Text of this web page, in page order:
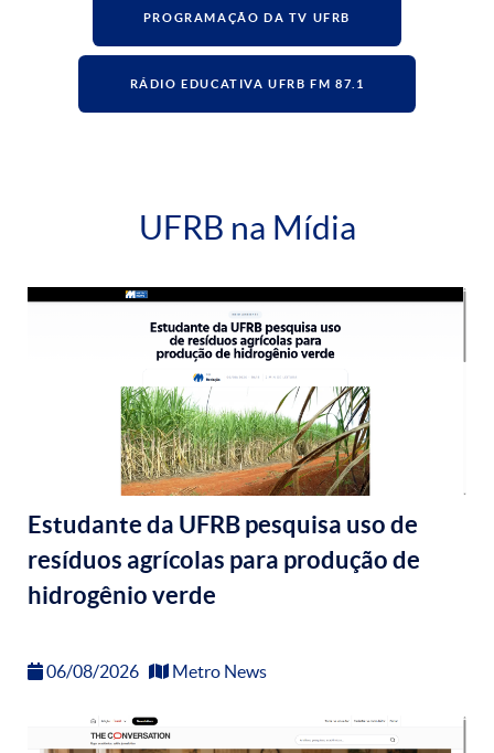
PROGRAMAÇÃO DA TV UFRB
RÁDIO EDUCATIVA UFRB FM 87.1
UFRB na Mídia
Estudante da UFRB pesquisa uso de
resíduos agrícolas para produção de
hidrogênio verde
06/08/2026 Metro News